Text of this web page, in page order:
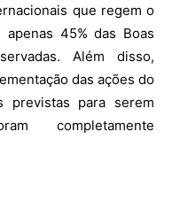
que regem o
45% das Boas
Além disso,
das ações do
previstas para serem
completamente